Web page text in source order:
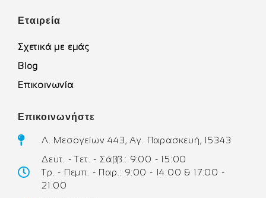
Εταιρεία
Σχετικά με εμάς
Blog
Επικοινωνία
Επικοινωνήστε
Λ. Μεσογείων 443, Αγ. Παρασκευή, 15343
Δευτ. - Τετ. - Σάββ.: 9:00 - 15:00
Τρ. - Πεμπ. - Παρ.: 9:00 - 14:00 & 17:00 -
21:00